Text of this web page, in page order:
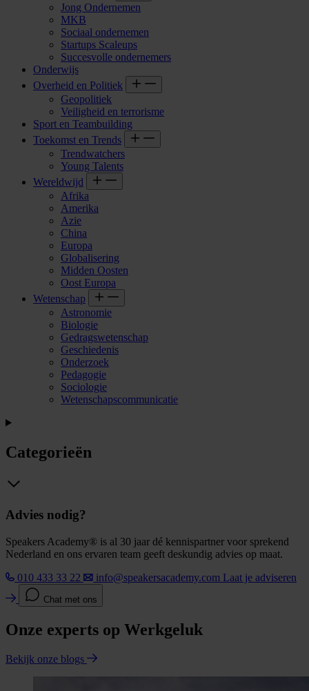
Jong Ondernemen
MKB
Sociaal ondernemen
Startups Scaleups
Succesvolle ondernemers
Onderwijs
Overheid en Politiek
Geopolitiek
Veiligheid en terrorisme
Sport en Teambuilding
Toekomst en Trends
Trendwatchers
Young Talents
Wereldwijd
Afrika
Amerika
Azie
China
Europa
Globalisering
Midden Oosten
Oost Europa
Wetenschap
Astronomie
Biologie
Gedragswetenschap
Geschiedenis
Onderzoek
Pedagogie
Sociologie
Wetenschapscommunicatie
Categorieën
Advies nodig?
Speakers Academy® is al 30 jaar dé kennispartner voor sprekend
Nederland en ons ervaren team geeft deskundig advies op maat.
010 433 33 22
info@speakersacademy.com Laat je adviseren
Chat met ons
Onze experts op Werkgeluk
Bekijk onze blogs